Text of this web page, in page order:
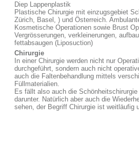
Diep Lappenplastik
Plastische Chirurgie mit einzugsgebiet
Zürich, Basel, ) und Österreich.
Kosmetische Operationen sowie Brust
Vergrösserungen, verkleinerungen,
fettabsaugen (Liposuction)
Chirurgie
In einer Chirurgie werden nicht nur
durchgeführt, sondern auch nicht
auch die Faltenbehandlung mittels
Füllmaterialien.
Es fällt also auch die
darunter. Natürlich aber auch die
sehen, der Begriff Chirurgie ist weitläufig